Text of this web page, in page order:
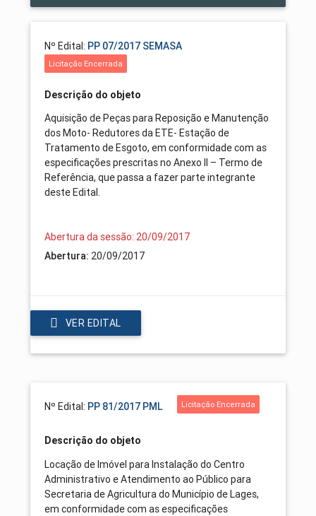
Nº Edital: PP 07/2017 SEMASA
Licitação Encerrada
Descrição do objeto
Aquisição de Peças para Reposição e Manutenção
dos Moto- Redutores da ETE- Estação de
Tratamento de Esgoto, em conformidade com as
especificações prescritas no Anexo II – Termo de
Referência, que passa a fazer parte integrante
deste Edital.
Abertura da sessão: 20/09/2017
Abertura: 20/09/2017
VER EDITAL
Nº Edital: PP 81/2017 PML Licitação Encerrada
Descrição do objeto
Locação de Imóvel para Instalação do Centro
Administrativo e Atendimento ao Público para
Secretaria de Agricultura do Município de Lages,
em conformidade com as especificações